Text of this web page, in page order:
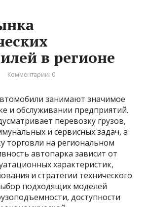
в регионе
Комментарии: 0
занимают значимое
и обслуживании предприятий.
перевозку грузов,
и сервисных задач, а
торговли на региональном
автопарка зависит от
характеристик,
и стратегии технического
подходящих моделей
доступности